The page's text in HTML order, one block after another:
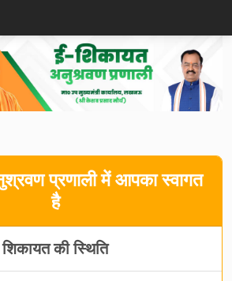
प्रणाली में आपका स्वागत
है
शिकायत की स्थिति